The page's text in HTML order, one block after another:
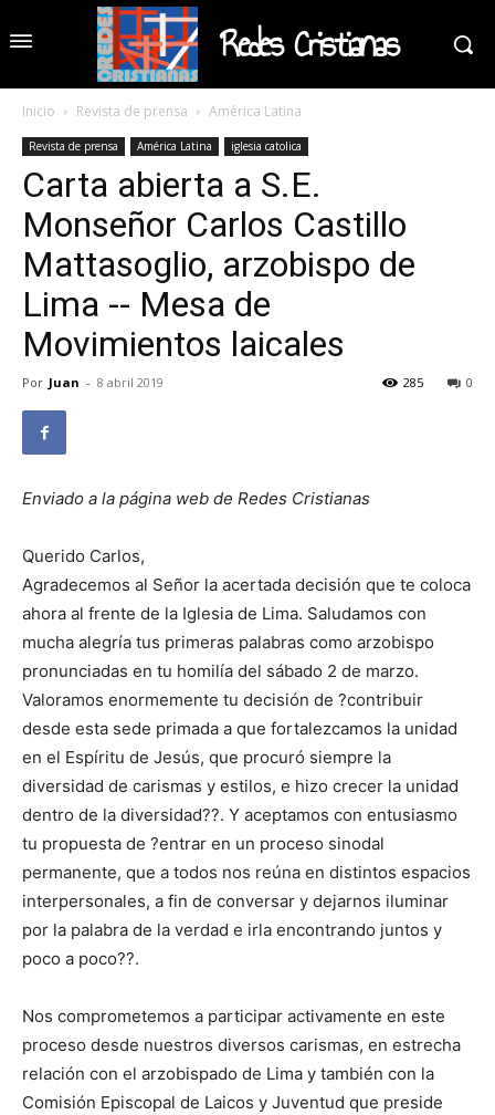
Redes Cristianas
Inicio Revista de prensa América Latina
Revista de prensa América Latina iglesia catolica
Carta abierta a S.E.
Monseñor Carlos Castillo
Mattasoglio, arzobispo de
Lima -- Mesa de
Movimientos laicales
Por Juan - 8 abril 2019 0
285
Enviado a la página web de Redes Cristianas
Querido Carlos,
Agradecemos al Señor la acertada decisión que te coloca
ahora al frente de la Iglesia de Lima. Saludamos con
mucha alegría tus primeras palabras como arzobispo
pronunciadas en tu homilía del sábado 2 de marzo.
Valoramos enormemente tu decisión de ?contribuir
desde esta sede primada a que fortalezcamos la unidad
en el Espíritu de Jesús, que procuró siempre la
diversidad de carismas y estilos, e hizo crecer la unidad
dentro de la diversidad??. Y aceptamos con entusiasmo
tu propuesta de ?entrar en un proceso sinodal
permanente, que a todos nos reúna en distintos espacios
interpersonales, a fin de conversar y dejarnos iluminar
por la palabra de la verdad e irla encontrando juntos y
poco a poco??.
Nos comprometemos a participar activamente en este
proceso desde nuestros diversos carismas, en estrecha
relación con el arzobispado de Lima y también con la
Comisión Episcopal de Laicos y Juventud que preside